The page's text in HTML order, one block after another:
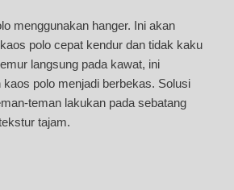
menggunakan hanger. Ini akan
polo cepat kendur dan tidak kaku
langsung pada kawat, ini
polo menjadi berbekas. Solusi
teman lakukan pada sebatang
tajam.